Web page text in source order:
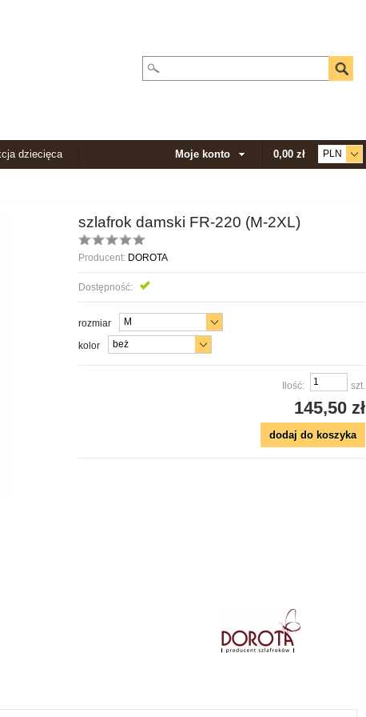
dziecięca 0,00 zł
Moje konto
szlafrok damski FR-220 (M-2XL)
Producent: DOROTA
Dostępność:
rozmiar
kolor
Ilość: szt.
145,50 zł
dodaj do koszyka